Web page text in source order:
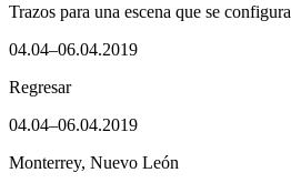
Trazos para una escena que se configura
04.04–06.04.2019
Regresar
04.04–06.04.2019
Monterrey, Nuevo León